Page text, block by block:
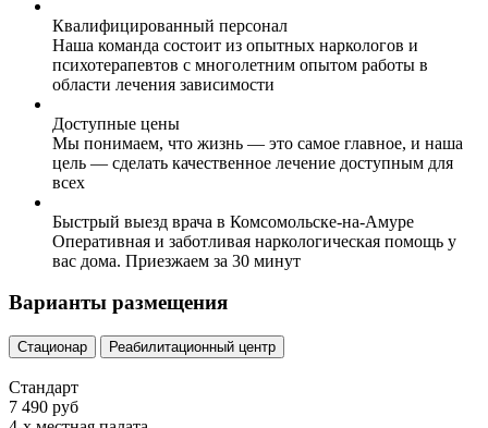
Квалифицированный персонал
Наша команда состоит из опытных наркологов и
психотерапевтов с многолетним опытом работы в
области лечения зависимости
Доступные цены
Мы понимаем, что жизнь — это самое главное, и наша
цель — сделать качественное лечение доступным для
всех
Быстрый выезд врача в Комсомольске-на-Амуре
Оперативная и заботливая наркологическая помощь у
вас дома. Приезжаем за 30 минут
Варианты размещения
Стационар Реабилитационный центр
Стандарт
7 490 руб